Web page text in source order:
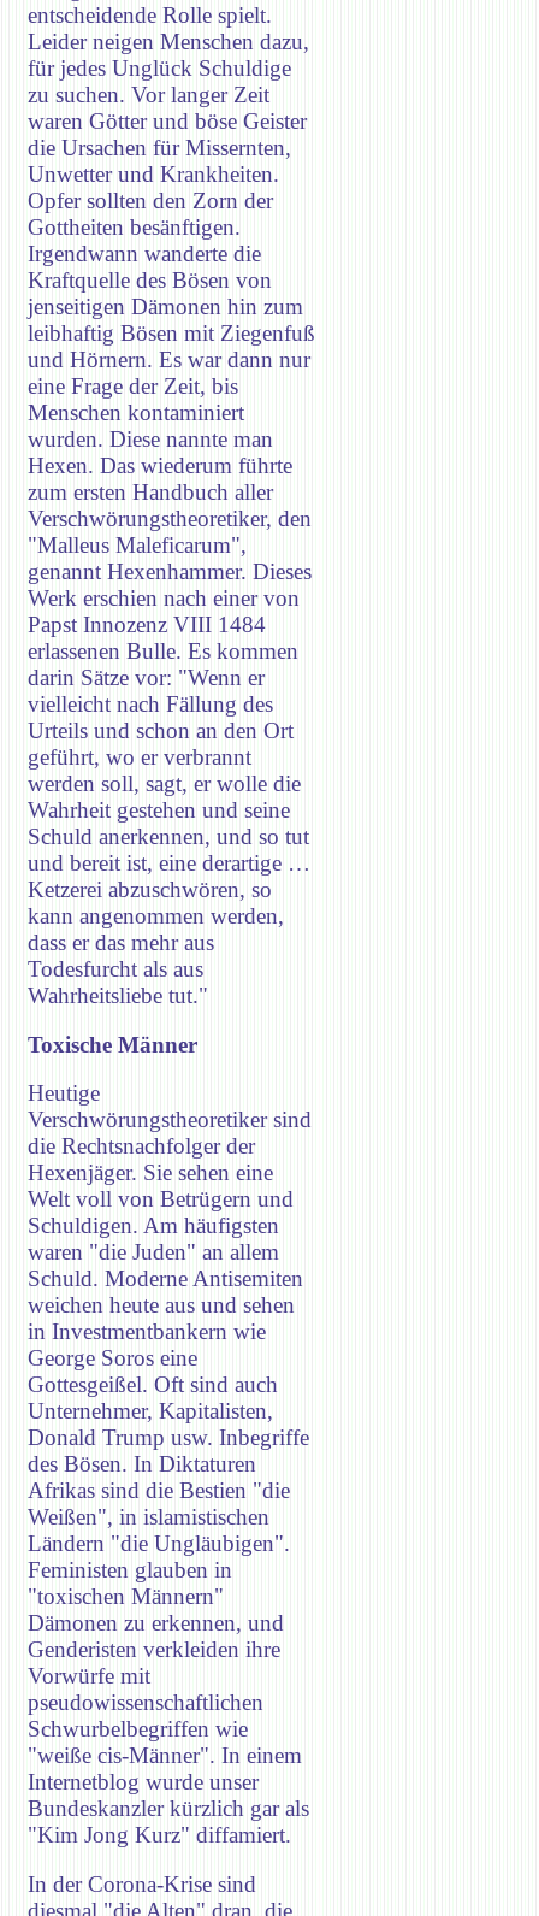
entscheidende Rolle spielt.
Leider neigen Menschen dazu,
für jedes Unglück Schuldige
zu suchen. Vor langer Zeit
waren Götter und böse Geister
die Ursachen für Missernten,
Unwetter und Krankheiten.
Opfer sollten den Zorn der
Gottheiten besänftigen.
Irgendwann wanderte die
Kraftquelle des Bösen von
jenseitigen Dämonen hin zum
leibhaftig Bösen mit Ziegenfuß
und Hörnern. Es war dann nur
eine Frage der Zeit, bis
Menschen kontaminiert
wurden. Diese nannte man
Hexen. Das wiederum führte
zum ersten Handbuch aller
Verschwörungstheoretiker, den
"Malleus Maleficarum",
genannt Hexenhammer. Dieses
Werk erschien nach einer von
Papst Innozenz VIII 1484
erlassenen Bulle. Es kommen
darin Sätze vor: "Wenn er
vielleicht nach Fällung des
Urteils und schon an den Ort
geführt, wo er verbrannt
werden soll, sagt, er wolle die
Wahrheit gestehen und seine
Schuld anerkennen, und so tut
und bereit ist, eine derartige …
Ketzerei abzuschwören, so
kann angenommen werden,
dass er das mehr aus
Todesfurcht als aus
Wahrheitsliebe tut."
Toxische Männer
Heutige
Verschwörungstheoretiker sind
die Rechtsnachfolger der
Hexenjäger. Sie sehen eine
Welt voll von Betrügern und
Schuldigen. Am häufigsten
waren "die Juden" an allem
Schuld. Moderne Antisemiten
weichen heute aus und sehen
in Investmentbankern wie
George Soros eine
Gottesgeißel. Oft sind auch
Unternehmer, Kapitalisten,
Donald Trump usw. Inbegriffe
des Bösen. In Diktaturen
Afrikas sind die Bestien "die
Weißen", in islamistischen
Ländern "die Ungläubigen".
Feministen glauben in
"toxischen Männern"
Dämonen zu erkennen, und
Genderisten verkleiden ihre
Vorwürfe mit
pseudowissenschaftlichen
Schwurbelbegriffen wie
"weiße cis-Männer". In einem
Internetblog wurde unser
Bundeskanzler kürzlich gar als
"Kim Jong Kurz" diffamiert.
In der Corona-Krise sind
diesmal "die Alten" dran, die